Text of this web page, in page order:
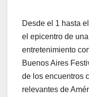
Desde el 1 hasta
el epicentro de
entretenimiento
Buenos Aires
de los encuentros
relevantes de